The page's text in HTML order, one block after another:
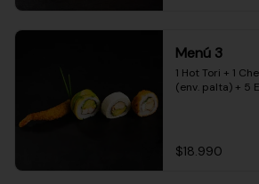
Menú 3
1 Hot Tori + 1
(env. palta) + 5
$18.990